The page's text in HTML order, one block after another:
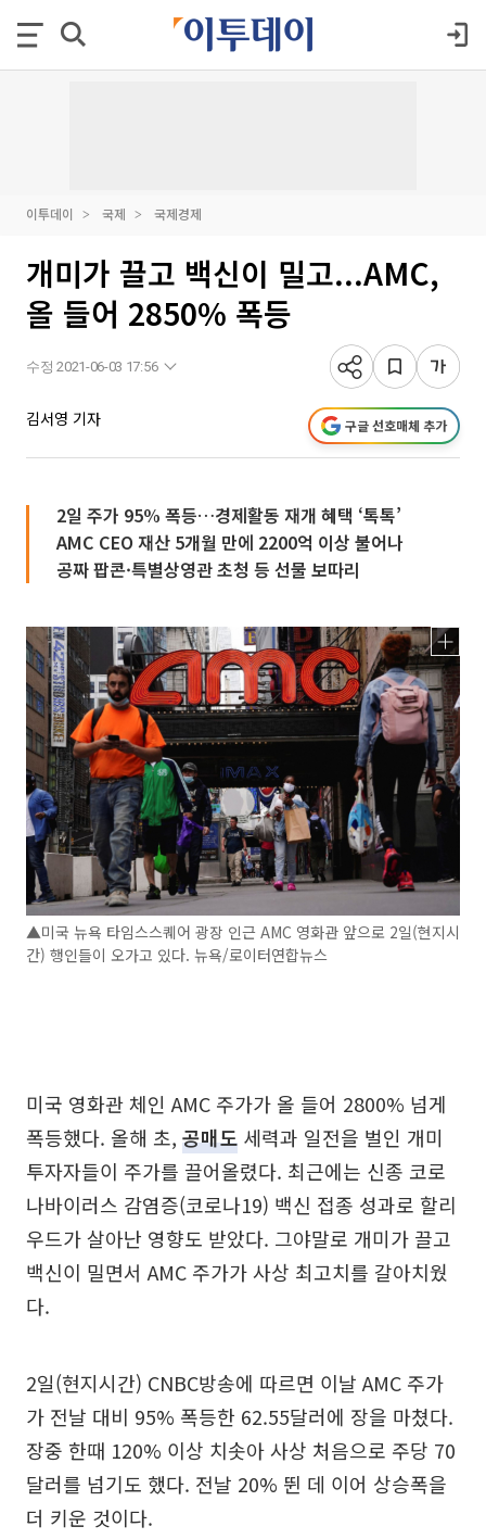
이투데이 국제 국제경제
개미가 끌고 백신이 밀고...AMC,
올 들어 2850% 폭등
수정 2021-06-03 17:56
김서영 기자 구글 선호매체 추가
2일 주가 95% 폭등…경제활동 재개 혜택 ‘톡톡’
AMC CEO 재산 5개월 만에 2200억 이상 불어나
공짜 팝콘·특별상영관 초청 등 선물 보따리
▲미국 뉴욕 타임스스퀘어 광장 인근 AMC 영화관 앞으로 2일(현지시
간) 행인들이 오가고 있다. 뉴욕/로이터연합뉴스
미국 영화관 체인 AMC 주가가 올 들어 2800% 넘게
폭등했다. 올해 초, 공매도 세력과 일전을 벌인 개미
투자자들이 주가를 끌어올렸다. 최근에는 신종 코로
나바이러스 감염증(코로나19) 백신 접종 성과로 할리
우드가 살아난 영향도 받았다. 그야말로 개미가 끌고
백신이 밀면서 AMC 주가가 사상 최고치를 갈아치웠
다.
2일(현지시간) CNBC방송에 따르면 이날 AMC 주가
가 전날 대비 95% 폭등한 62.55달러에 장을 마쳤다.
장중 한때 120% 이상 치솟아 사상 처음으로 주당 70
달러를 넘기도 했다. 전날 20% 뛴 데 이어 상승폭을
더 키운 것이다.